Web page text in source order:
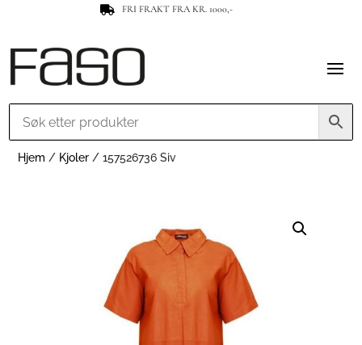
 FRI FRAKT FRA KR. 1000,-
Hjem / Kjoler / 157526736 Siv